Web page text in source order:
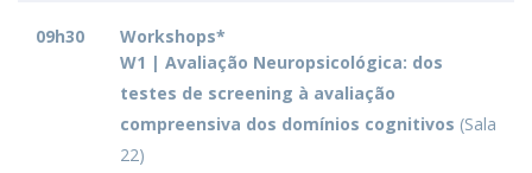
09h30
Workshops*
W1 | Avaliação Neuropsicológica: dos
testes de screening à avaliação
compreensiva dos domínios cognitivos (Sala
22)